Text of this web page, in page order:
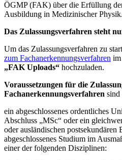
ÖGMP (FAK) über die Erfüllung
Ausbildung in Medizinischer Physik.
Das Zulassungsverfahren steht
Um das Zulassungsverfahren zu
zum Fachanerkennungsverfahren
„FAK Uploads“ hochzuladen.
Voraussetzungen für die
Fachanerkennungsverfahren sind
ein abgeschlossenes ordentliches
Abschluss „MSc“ oder ein
oder ausländischen
abgeschlossenes Studium im
einer der folgenden Disziplinen: